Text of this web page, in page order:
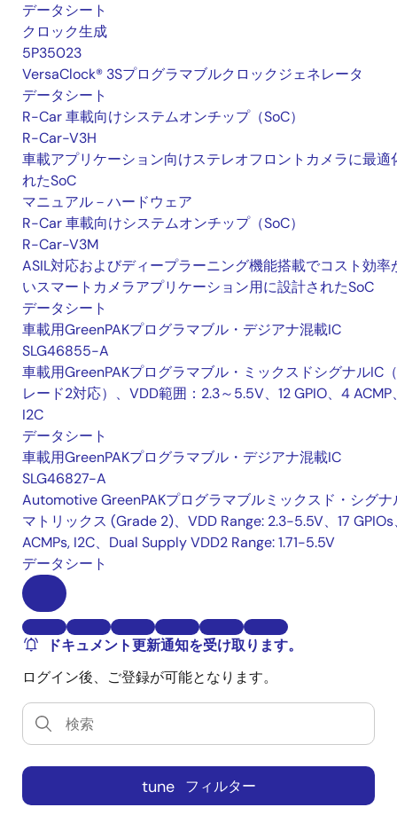
データシート
クロック生成
5P35023
VersaClock® 3Sプログラマブルクロックジェネレータ
データシート
R-Car 車載向けシステムオンチップ（SoC）
R-Car-V3H
車載アプリケーション向けステレオフロントカメラに最適
れたSoC
マニュアル－ハードウェア
R-Car 車載向けシステムオンチップ（SoC）
R-Car-V3M
ASIL対応およびディープラーニング機能搭載でコスト効率
いスマートカメラアプリケーション用に設計されたSoC
データシート
車載用GreenPAKプログラマブル・デジアナ混載IC
SLG46855-A
車載用GreenPAKプログラマブル・ミックスドシグナルIC
レード2対応）、VDD範囲：2.3～5.5V、12 GPIO、4 ACMP
I2C
データシート
車載用GreenPAKプログラマブル・デジアナ混載IC
SLG46827-A
Automotive GreenPAKプログラマブルミックスド・シグナ
マトリックス (Grade 2)、VDD Range: 2.3-5.5V、17
ACMPs, I2C、Dual Supply VDD2 Range: 1.71-5.5V
データシート
ドキュメント更新通知を受け取ります。
ログイン後、ご登録が可能となります。
tune フィルター